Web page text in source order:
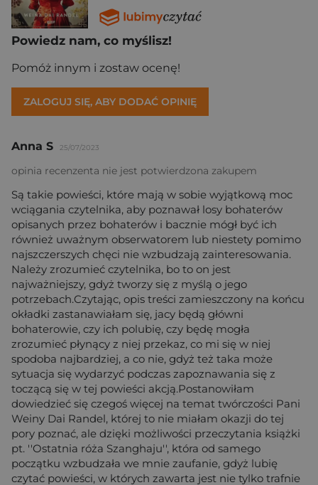
Powiedz nam, co myślisz!
Pomóż innym i zostaw ocenę!
ZALOGUJ SIĘ, ABY DODAĆ OPINIĘ
Anna S 25/07/2023
opinia recenzenta nie jest potwierdzona zakupem
Są takie powieści, które mają w sobie wyjątkową moc
wciągania czytelnika, aby poznawał losy bohaterów
opisanych przez bohaterów i bacznie mógł być ich
również uważnym obserwatorem lub niestety pomimo
najszczerszych chęci nie wzbudzają zainteresowania.
Należy zrozumieć czytelnika, bo to on jest
najważniejszy, gdyż tworzy się z myślą o jego
potrzebach.Czytając, opis treści zamieszczony na końcu
okładki zastanawiałam się, jacy będą główni
bohaterowie, czy ich polubię, czy będę mogła
zrozumieć płynący z niej przekaz, co mi się w niej
spodoba najbardziej, a co nie, gdyż też taka może
sytuacja się wydarzyć podczas zapoznawania się z
toczącą się w tej powieści akcją.Postanowiłam
dowiedzieć się czegoś więcej na temat twórczości Pani
Weiny Dai Randel, której to nie miałam okazji do tej
pory poznać, ale dzięki możliwości przeczytania książki
pt. ''Ostatnia róża Szanghaju'', która od samego
początku wzbudzała we mnie zaufanie, gdyż lubię
czytać powieści, w których zawarta jest nie tylko trafnie